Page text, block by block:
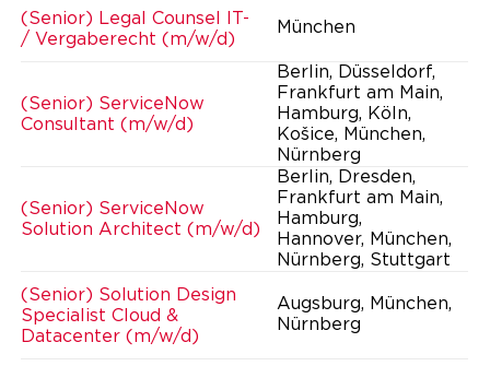
(Senior) Legal Counsel IT-
/ Vergaberecht (m/w/d)
München
(Senior) ServiceNow
Consultant (m/w/d)
Berlin, Düsseldorf,
Frankfurt am Main,
Hamburg, Köln,
Košice, München,
Nürnberg
(Senior) ServiceNow
Solution Architect (m/w/d)
Berlin, Dresden,
Frankfurt am Main,
Hamburg,
Hannover, München,
Nürnberg, Stuttgart
(Senior) Solution Design
Specialist Cloud &
Datacenter (m/w/d)
Augsburg, München,
Nürnberg